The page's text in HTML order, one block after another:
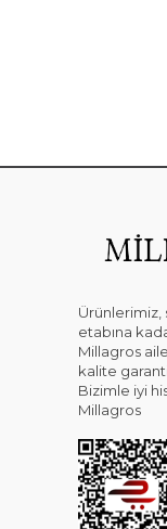
Ürünlerimiz,
etabına
Millagros
kalite
Bizimle iyi
Millagros